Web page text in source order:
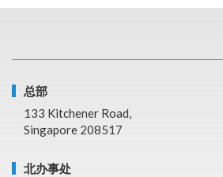
总部
133 Kitchener Road,
Singapore 208517
北办事处